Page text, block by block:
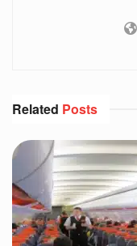
Related Posts